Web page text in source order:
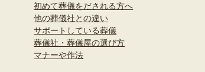
初めて葬儀をだされる方へ
他の葬儀社との違い
サポートしている葬儀
葬儀社・葬儀屋の選び方
マナーや作法